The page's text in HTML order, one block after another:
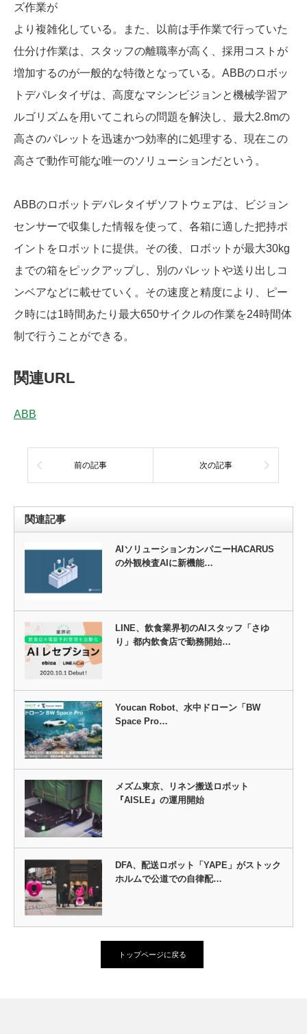
ズ作業が
より複雑化している。また、以前は手作業で行っていた
仕分け作業は、スタッフの離職率が高く、採用コストが
増加するのが一般的な特徴となっている。ABBのロボッ
トデパレタイザは、高度なマシンビジョンと機械学習ア
ルゴリズムを用いてこれらの問題を解決し、最大2.8mの
高さのパレットを迅速かつ効率的に処理する、現在この
高さで動作可能な唯一のソリューションだという。
ABBのロボットデパレタイザソフトウェアは、ビジョン
センサーで収集した情報を使って、各箱に適した把持ポ
イントをロボットに提供。その後、ロボットが最大30kg
までの箱をピックアップし、別のパレットや送り出しコ
ンベアなどに載せていく。その速度と精度により、ピー
ク時には1時間あたり最大650サイクルの作業を24時間体
制で行うことができる。
関連URL
ABB
前の記事 次の記事
関連記事
AIソリューションカンパニーHACARUS
の外観検査AIに新機能…
LINE、飲食業界初のAIスタッフ「さゆ
り」都内飲食店で勤務開始…
Youcan Robot、水中ドローン「BW
Space Pro…
メズム東京、リネン搬送ロボット
『AISLE』の運用開始
DFA、配送ロボット「YAPE」がストック
ホルムで公道での自律配…
トップページに戻る